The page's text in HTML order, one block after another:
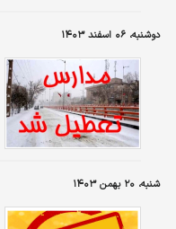
دوشنبه، ۰۶ اسفند ۱۴۰۳
شنبه، ۲۰ بهمن ۱۴۰۳